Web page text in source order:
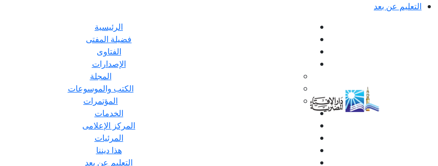
التعليم عن بعد
الرئيسية
فضيلة المفتى
الفتاوى
الإصدارات
المجلة
الكتب والموسوعات
المؤتمرات
الخدمات
المركز الإعلامى
المرئيات
هذا ديننا
التعليم عن بعد